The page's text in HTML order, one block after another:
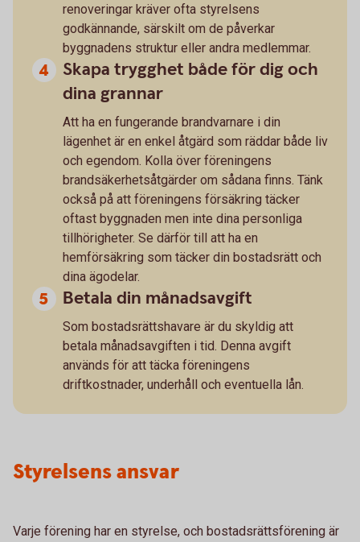
renoveringar kräver ofta styrelsens
godkännande, särskilt om de påverkar
byggnadens struktur eller andra medlemmar.
Skapa trygghet både för dig och
dina grannar
Att ha en fungerande brandvarnare i din
lägenhet är en enkel åtgärd som räddar både liv
och egendom. Kolla över föreningens
brandsäkerhetsåtgärder om sådana finns. Tänk
också på att föreningens försäkring täcker
oftast byggnaden men inte dina personliga
tillhörigheter. Se därför till att ha en
hemförsäkring som täcker din bostadsrätt och
dina ägodelar.
Betala din månadsavgift
Som bostadsrättshavare är du skyldig att
betala månadsavgiften i tid. Denna avgift
används för att täcka föreningens
driftkostnader, underhåll och eventuella lån.
Styrelsens ansvar
Varje förening har en styrelse, och bostadsrättsförening är